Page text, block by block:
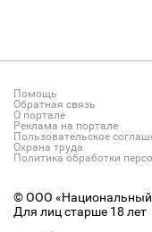
Помощь
Обратная связь
О портале
Реклама на портале
Пользовательское
Охрана труда
Политика обработки
© ООО «Национальный
Для лиц старше 18 лет